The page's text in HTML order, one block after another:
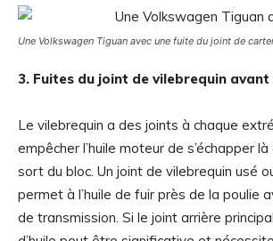
Une Volkswagen Tiguan avec une fuite du joint de
3. Fuites du joint de vilebrequin
Le vilebrequin a des joints à chaque
empêcher l’huile moteur de s’échapper
sort du bloc. Un joint de vilebrequin usé
permet à l’huile de fuir près de la poulie
de transmission. Si le joint arrière